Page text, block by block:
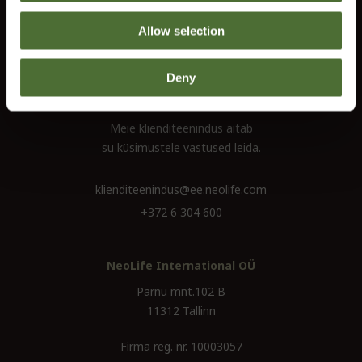
Allow selection
Deny
Võta meiega ühendust
Tingimused
Taganemisõigus
Meie klienditeenindus aitab
su küsimustele vastused leida.
klienditeenindus@ee.neolife.com
+372 6 304 600
NeoLife International OÜ
Pärnu mnt.102 B
11312 Tallinn
Firma reg. nr. 10003057